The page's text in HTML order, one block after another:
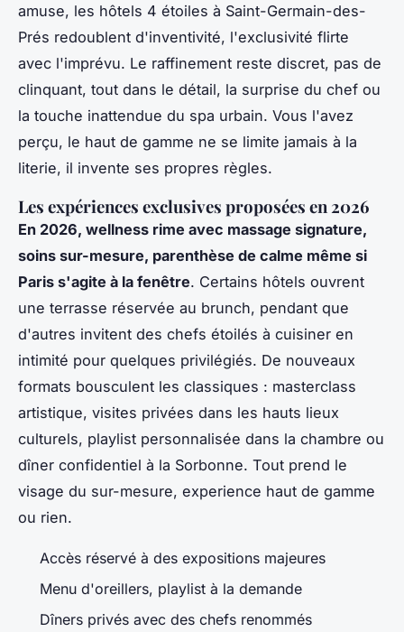
amuse, les hôtels 4 étoiles à Saint-Germain-des-
Prés redoublent d'inventivité, l'exclusivité flirte
avec l'imprévu. Le raffinement reste discret, pas de
clinquant, tout dans le détail, la surprise du chef ou
la touche inattendue du spa urbain. Vous l'avez
perçu, le haut de gamme ne se limite jamais à la
literie, il invente ses propres règles.
Les expériences exclusives proposées en 2026
En 2026, wellness rime avec massage signature,
soins sur-mesure, parenthèse de calme même si
Paris s'agite à la fenêtre. Certains hôtels ouvrent
une terrasse réservée au brunch, pendant que
d'autres invitent des chefs étoilés à cuisiner en
intimité pour quelques privilégiés. De nouveaux
formats bousculent les classiques : masterclass
artistique, visites privées dans les hauts lieux
culturels, playlist personnalisée dans la chambre ou
dîner confidentiel à la Sorbonne. Tout prend le
visage du sur-mesure, experience haut de gamme
ou rien.
Accès réservé à des expositions majeures
Menu d'oreillers, playlist à la demande
Dîners privés avec des chefs renommés